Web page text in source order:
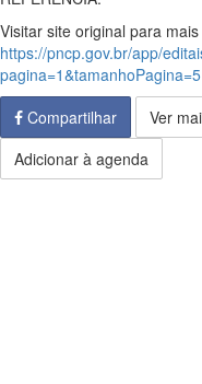
Visitar site original para
https://pncp.gov.br/app/
pagina=1&tamanhoPagina=5
Compartilhar
Ver
Adicionar à agenda